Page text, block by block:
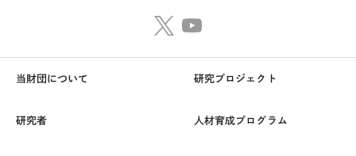
当財団について 研究プロジェクト
研究者 人材育成プログラム